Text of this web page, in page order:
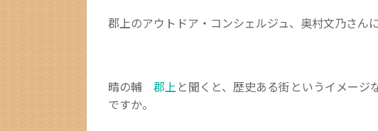
郡上のアウトドア・コンシェルジュ、奥村文乃さん
晴の輔郡上 と聞くと、歴史ある街というイメー
ですか。